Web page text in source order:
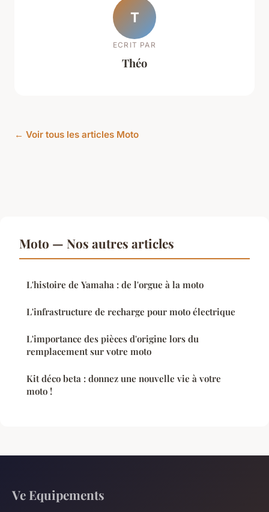
T
ECRIT PAR
Théo
← Voir tous les articles Moto
Moto — Nos autres articles
L'histoire de Yamaha : de l'orgue à la moto
L'infrastructure de recharge pour moto électrique
L'importance des pièces d'origine lors du
remplacement sur votre moto
Kit déco beta : donnez une nouvelle vie à votre
moto !
Ve Equipements